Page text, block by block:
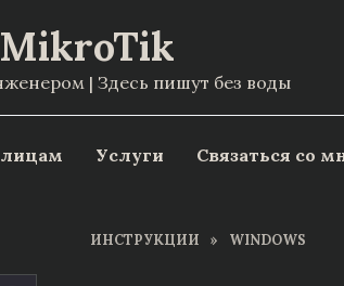
| Здесь пишут без воды
Услуги Связаться со
ИНСТРУКЦИИ » WINDOWS